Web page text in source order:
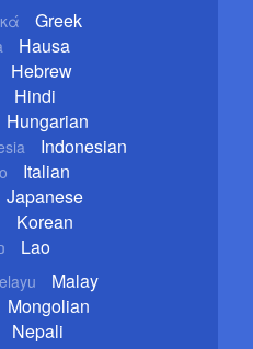
Greek
Hausa
Hebrew
Hindi
Hungarian
Indonesian
Italian
Japanese
Korean
Lao
Malay
Mongolian
Nepali